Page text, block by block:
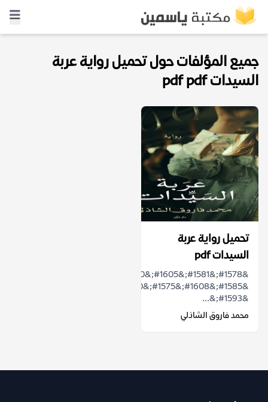
جميع المؤلفات حول تحميل رواية عربة
السيدات pdf pdf
تحميل رواية عربة
السيدات pdf
&#1593;&...
محمد فاروق الشاذلي